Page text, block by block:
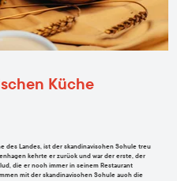
Küche
des Landes, ist der skandinavischen Schule treu
kehrte er zurück und war der erste, der
die er noch immer in seinem Restaurant
mit der skandinavischen Schule auch die